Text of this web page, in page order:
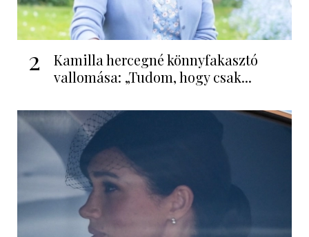
2
Kamilla hercegné könnyfakasztó
vallomása: „Tudom, hogy csak...